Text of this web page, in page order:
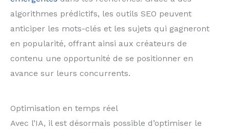
algorithmes prédictifs, les outils SEO peuvent
anticiper les mots-clés et les sujets qui gagneront
en popularité, offrant ainsi aux créateurs de
contenu une opportunité de se positionner en
avance sur leurs concurrents.
Optimisation en temps réel
Avec l’IA, il est désormais possible d’optimiser le